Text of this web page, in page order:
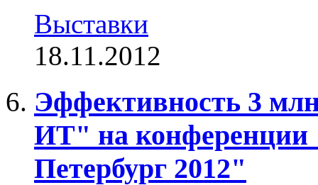
Выставки
18.11.2012
Эффективность 3
ИТ" на
Петербург 2012"